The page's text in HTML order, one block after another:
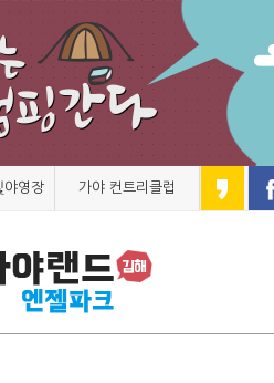
야영장 가야 컨트리클럽